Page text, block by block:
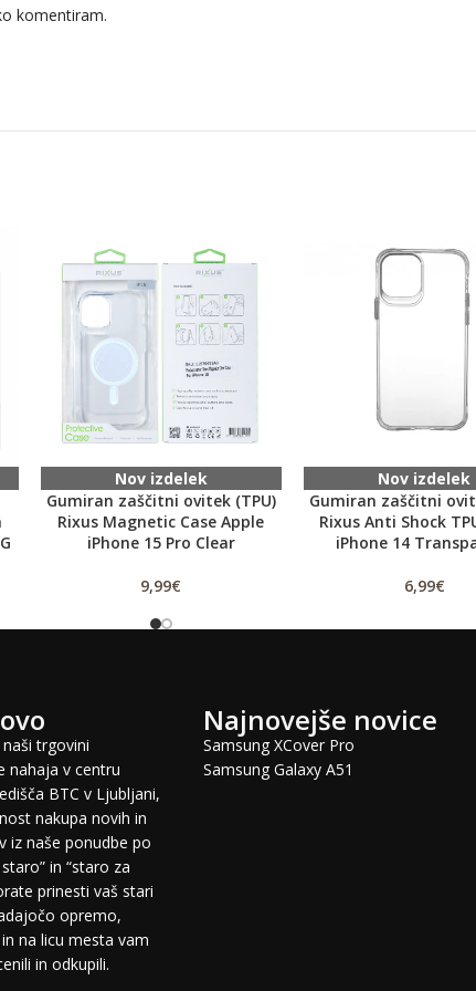
komentiram.
Nov izdelek
Gumiran zaščitni ovitek (TPU)
Rixus Magnetic Case Apple
iPhone 15 Pro Clear
9,99€
Nov izdelek
Gumiran zaščitni
Rixus Anti Shock
iPhone 14
6,99€
trgovini
nahaja v centru
BTC v Ljubljani,
nakupa novih in
iz naše ponudbe po
in “staro za
prinesti vaš stari
opremo,
na licu mesta vam
in odkupili.
Najnovejše novice
Samsung XCover Pro
Samsung Galaxy A51